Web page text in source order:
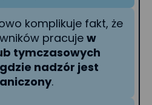
komplikuje fakt, że
pracujew
tymczasowych
nadzór jest
.